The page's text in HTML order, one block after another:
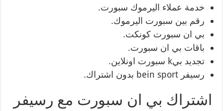
خدمة عملاء اليرموك سبورت.
رقم بين سبورت اليرموك.
بي ان سبورت كونكت.
باقات بي ان سبورت.
تجديد بيk سبورت اونلاين.
رسيفر bein sport بدون اشتراك.
اشتراك بي ان سبورت مع رسيفر